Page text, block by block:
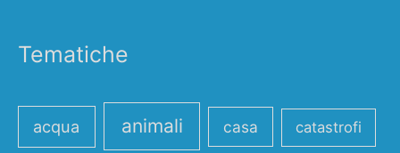
Tematiche
acqua animali casa catastrofi